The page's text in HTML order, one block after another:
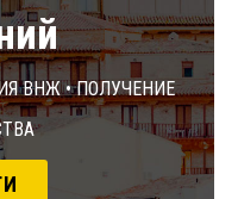
ВНЖ • Получение